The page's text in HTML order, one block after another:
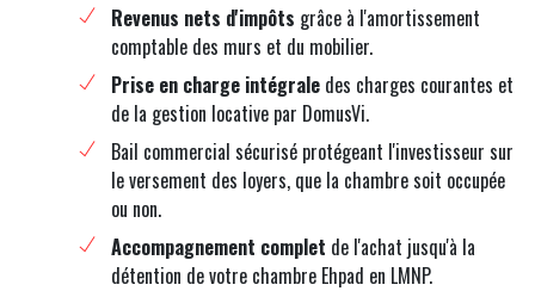
Revenus nets d'impôts grâce à l'amortissement
comptable des murs et du mobilier.
Prise en charge intégrale des charges courantes et
de la gestion locative par DomusVi.
Bail commercial sécurisé protégeant l'investisseur sur
le versement des loyers, que la chambre soit occupée
ou non.
Accompagnement complet de l'achat jusqu'à la
détention de votre chambre Ehpad en LMNP.